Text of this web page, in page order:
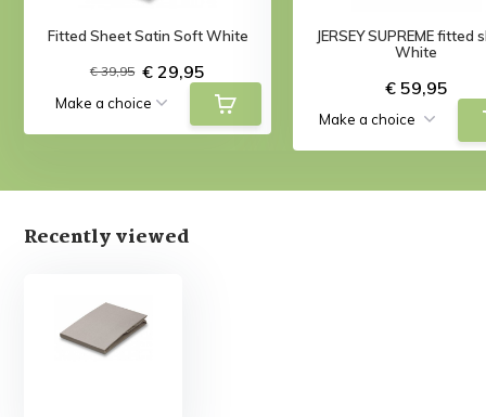
Fitted Sheet Satin Soft White
€ 39,95 € 29,95
JERSEY SUPREME fitted
White
€ 59,95
Recently viewed